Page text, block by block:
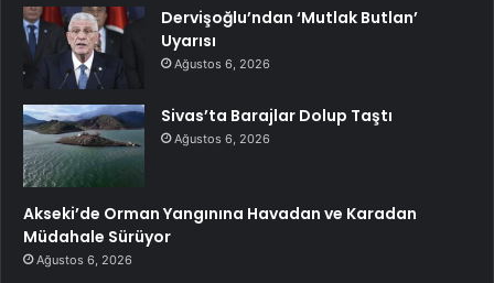
Dervişoğlu’ndan ‘Mutlak Butlan’
Uyarısı
Ağustos 6, 2026
Sivas’ta Barajlar Dolup Taştı
Ağustos 6, 2026
Akseki’de Orman Yangınına Havadan ve Karadan
Müdahale Sürüyor
Ağustos 6, 2026